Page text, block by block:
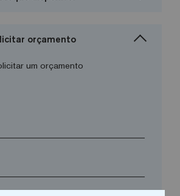
orçamento
um orçamento